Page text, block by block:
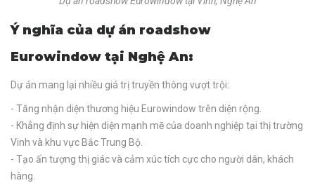
Ý nghĩa của dự án roadshow
Eurowindow tại Nghệ An:
Dự án mang lại nhiều giá trị truyền thông vượt trội:
- Tăng nhận diện thương hiệu Eurowindow trên diện rộng.
- Khẳng định sự hiện diện mạnh mẽ của doanh nghiệp tại thị trường
Vinh và khu vực Bắc Trung Bộ.
- Tạo ấn tượng thị giác và cảm xúc tích cực cho người dân, khách
hàng.